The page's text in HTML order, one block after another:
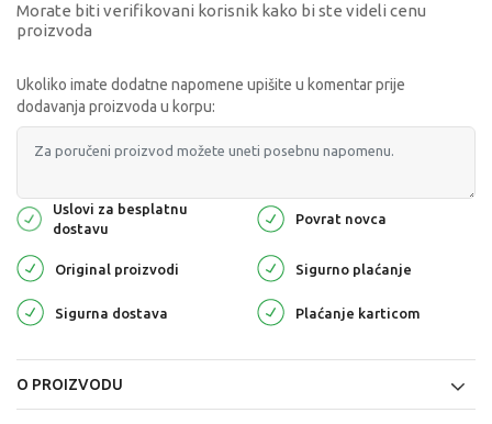
Morate biti verifikovani korisnik kako bi ste videli cenu
proizvoda
Ukoliko imate dodatne napomene upišite u komentar prije
dodavanja proizvoda u korpu:
Uslovi za besplatnu
dostavu
Povrat novca
Original proizvodi Sigurno plaćanje
Sigurna dostava Plaćanje karticom
O PROIZVODU